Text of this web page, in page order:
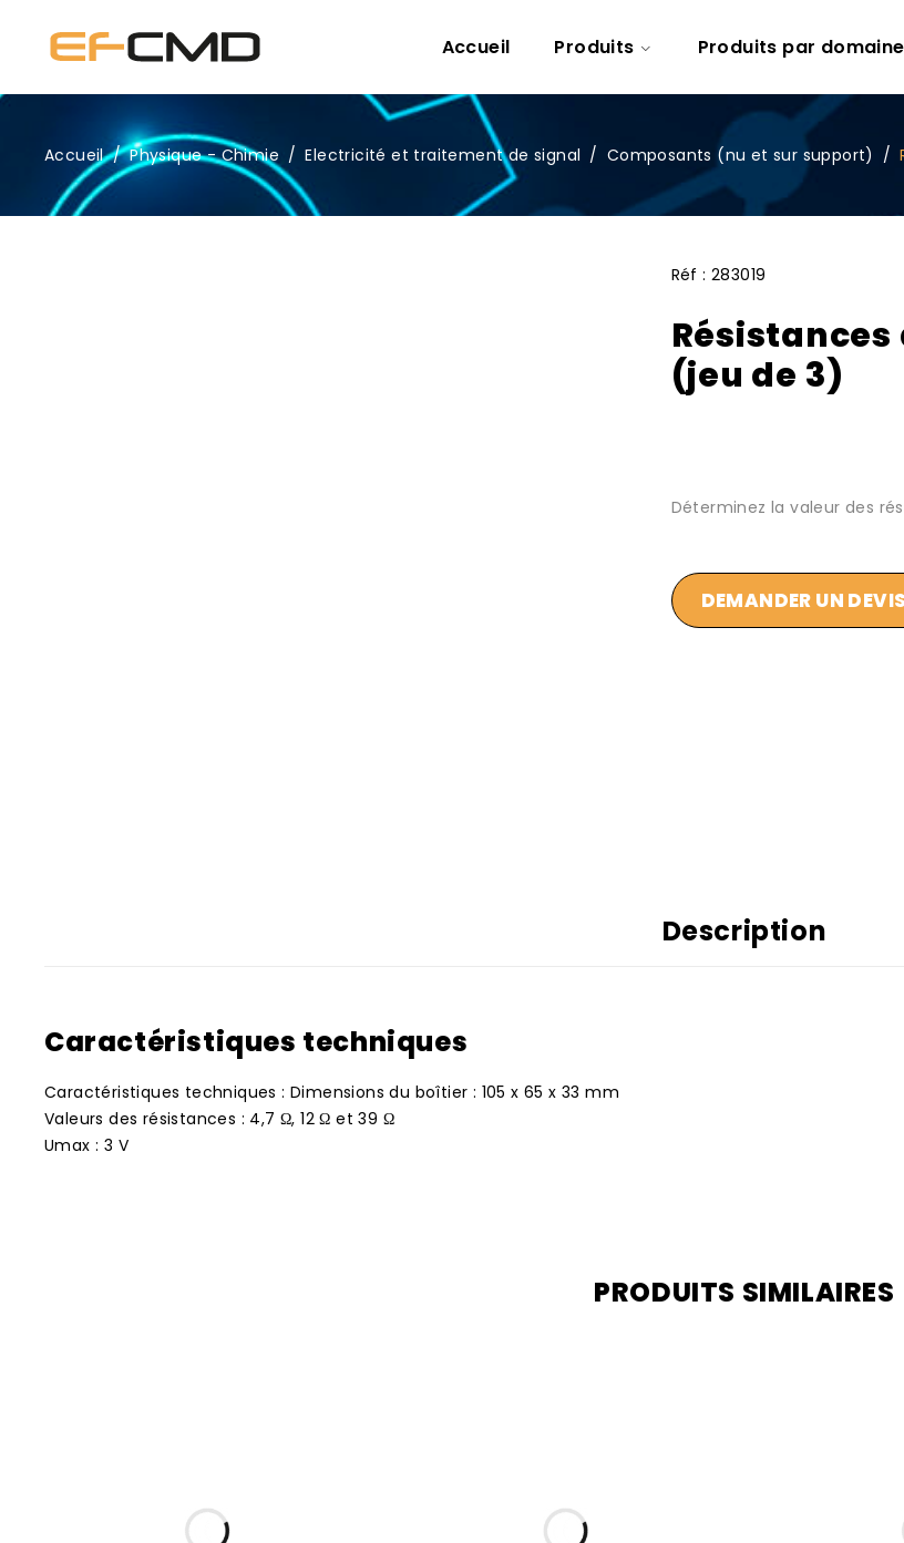
Accueil Produits Produits par domaine
Accueil / Physique - Chimie / Electricité et traitement de signal / Composants (nu et sur support) /
Réf : 283019
(jeu de 3)
Déterminez la valeur des
DEMANDER UN DEVIS
Description
Caractéristiques techniques
Caractéristiques techniques : Dimensions du boîtier : 105 x 65 x 33 mm
Valeurs des résistances : 4,7 Ω, 12 Ω et 39 Ω
Umax : 3 V
PRODUITS SIMILAIRES